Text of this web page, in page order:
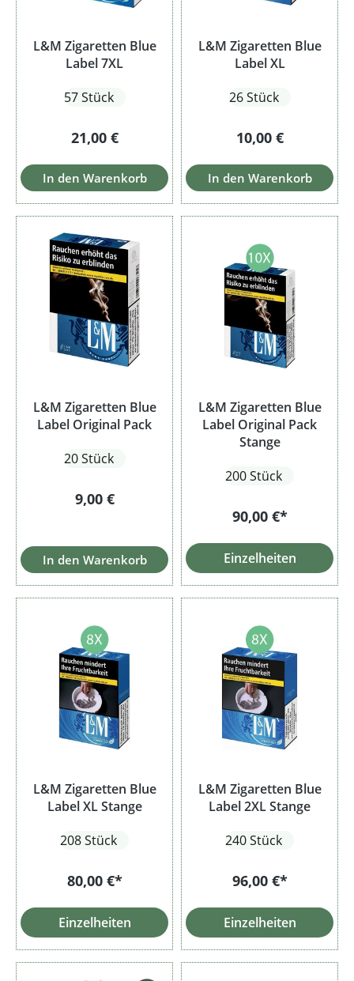
L&M Zigaretten Blue
Label 7XL
57 Stück
Regulärer Preis:
21,00 €
In den Warenkorb
L&M Zigaretten Blue
Label XL
26 Stück
Regulärer Preis:
10,00 €
In den Warenkorb
L&M Zigaretten Blue
Label Original Pack
20 Stück
Regulärer Preis:
9,00 €
In den Warenkorb
L&M Zigaretten Blue
Label Original Pack
Stange
200 Stück
90,00 €*
Einzelheiten
L&M Zigaretten Blue
Label XL Stange
208 Stück
80,00 €*
Einzelheiten
L&M Zigaretten Blue
Label 2XL Stange
240 Stück
96,00 €*
Einzelheiten